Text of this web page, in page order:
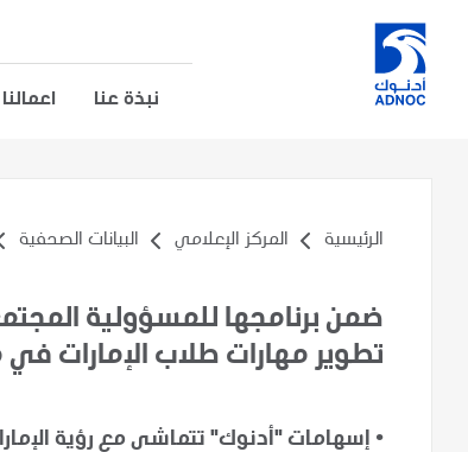
نبذة عنا اعمالنا
الرئيسية المركز الإعلامي البيانات الصحفية
ضمن برنامجها للمسؤولية
تطوير مهارات طلاب الإمارات في
• إسهامات "أدنوك" تتماشى مع رؤية